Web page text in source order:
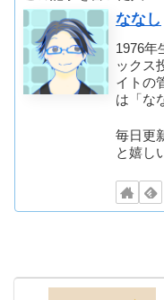
ななし
1976年
ックス
イトの
は「な
毎日更
と嬉し